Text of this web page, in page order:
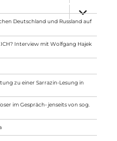
anzeigen
Deutschland und Russland auf
Interview mit Wolfgang Hajek
zu einer Sarrazin-Lesung in
im Gespräch- jenseits von sog.